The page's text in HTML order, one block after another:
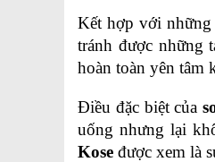
Kết hợp với những
tránh được những
hoàn toàn yên tâm
Điều đặc biệt của
uống nhưng lại
Kose được xem là